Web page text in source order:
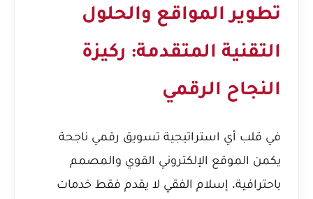
تطوير المواقع والحلول
التقنية المتقدمة: ركيزة
النجاح الرقمي
في قلب أي استراتيجية تسويق رقمي ناجحة
يكمن الموقع الإلكتروني القوي والمصمم
باحترافية. إسلام الفقي لا يقدم فقط خدمات